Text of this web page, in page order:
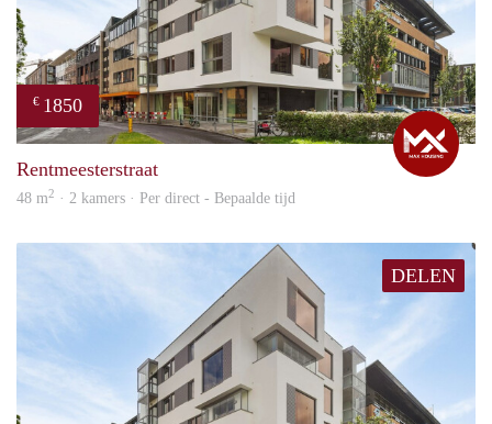
€ 1850
Max
Rentmeesterstraat
48 m2 · 2 kamers · Per direct - Bepaalde tijd
DELEN